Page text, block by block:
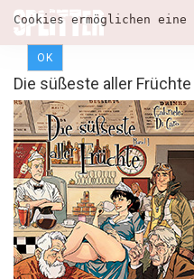
Cookies ermöglichen
OK
Die süßeste aller Früchte